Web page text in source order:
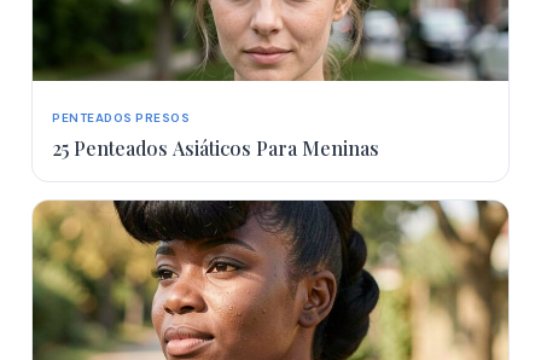
PENTEADOS PRESOS
25 Penteados Asiáticos Para Meninas